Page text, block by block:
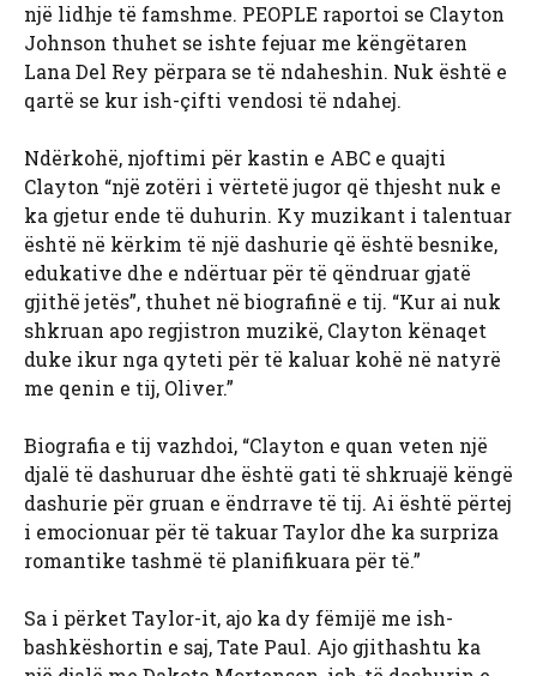
një lidhje të famshme. PEOPLE raportoi se Clayton
Johnson thuhet se ishte fejuar me këngëtaren
Lana Del Rey përpara se të ndaheshin. Nuk është e
qartë se kur ish-çifti vendosi të ndahej.
Ndërkohë, njoftimi për kastin e ABC e quajti
Clayton “një zotëri i vërtetë jugor që thjesht nuk e
ka gjetur ende të duhurin. Ky muzikant i talentuar
është në kërkim të një dashurie që është besnike,
edukative dhe e ndërtuar për të qëndruar gjatë
gjithë jetës”, thuhet në biografinë e tij. “Kur ai nuk
shkruan apo regjistron muzikë, Clayton kënaqet
duke ikur nga qyteti për të kaluar kohë në natyrë
me qenin e tij, Oliver.”
Biografia e tij vazhdoi, “Clayton e quan veten një
djalë të dashuruar dhe është gati të shkruajë këngë
dashurie për gruan e ëndrrave të tij. Ai është përtej
i emocionuar për të takuar Taylor dhe ka surpriza
romantike tashmë të planifikuara për të.”
Sa i përket Taylor-it, ajo ka dy fëmijë me ish-
bashkëshortin e saj, Tate Paul. Ajo gjithashtu ka